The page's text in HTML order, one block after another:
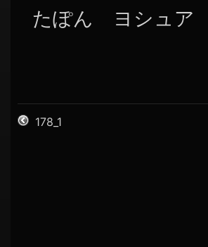
たぽん ヨシュア
178_1